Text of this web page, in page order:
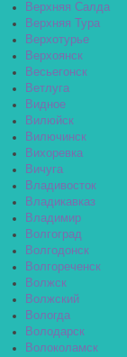
Верхняя Салда
Верхняя Тура
Верхотурье
Верхоянск
Весьегонск
Ветлуга
Видное
Вилюйск
Вилючинск
Вихоревка
Вичуга
Владивосток
Владикавказ
Владимир
Волгоград
Волгодонск
Волгореченск
Волжск
Волжский
Вологда
Володарск
Волоколамск